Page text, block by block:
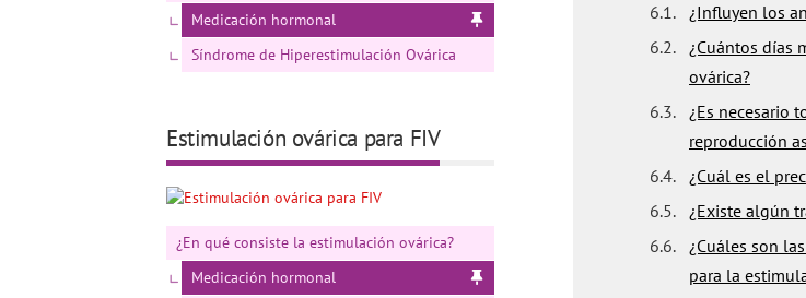
6.1. ¿Influyen los
6.2. ¿Cuántos días
ovárica?
6.3. ¿Es necesario
reproducción
6.4. ¿Cuál es el
6.5. ¿Existe algún
6.6. ¿Cuáles son
para la
Medicación hormonal
Síndrome de Hiperestimulación Ovárica
Estimulación ovárica para FIV
¿En qué consiste la estimulación ovárica?
Medicación hormonal